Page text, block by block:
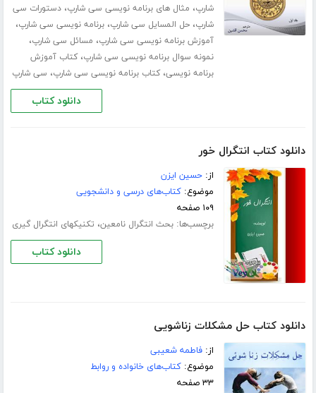
شارپ، مثال های برنامه نویسی سی شارپ،دستورات سی
شارپ،حل المسایل سی شارپ،برنامه نویسی سی شارپ،
آموزش برنامه نویسی سی شارپ، مسائل سی شارپ،
نمونه سوال برنامه نویسی سی شارپ،کتاب آموزش
برنامه نویسی،کتاب برنامه نویسی سی شارپ، سی شارپ
دانلود کتاب
دانلود کتاب انتگرال خور
از:حسین ایزن
موضوع:کتاب‌های درسی و دانشجویی
۱۰۹ صفحه
برچسب‌ها:بحث انتگرال نامعین، تکنیکهای انتگرال گیری
دانلود کتاب
دانلود کتاب حل مشکلات زناشویی
از:فاطمه شعیبی
موضوع:کتاب‌های خانواده و روابط
۳۳ صفحه